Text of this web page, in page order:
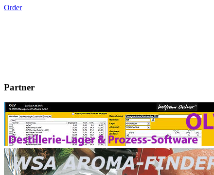
Order
Partner